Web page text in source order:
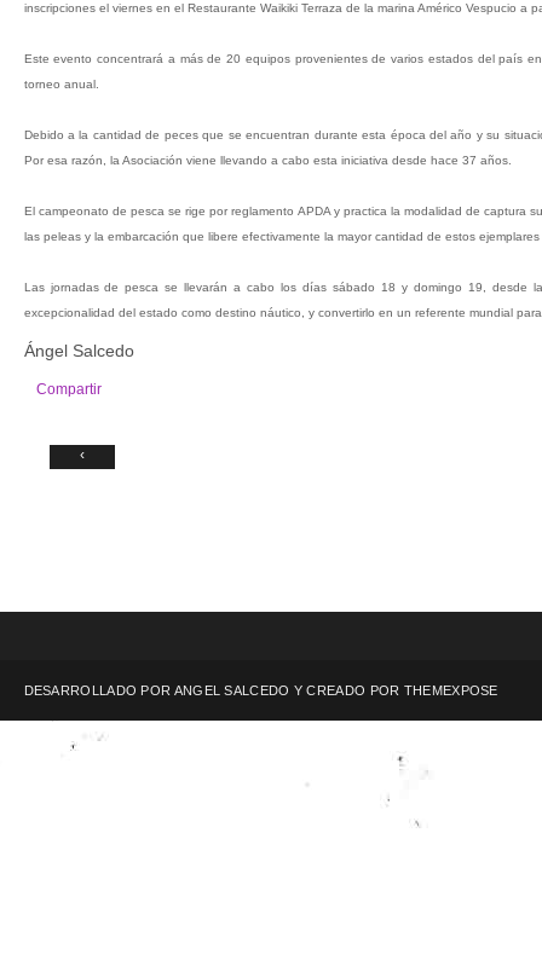
inscripciones el viernes en el Restaurante Waikiki Terraza de la marina Américo Vespucio a
Este evento concentrará a más de 20 equipos provenientes de varios estados del país
torneo anual.
Debido a la cantidad de peces que se encuentran durante esta época del año y su
Por esa razón, la Asociación viene llevando a cabo esta iniciativa desde hace 37 años.
El campeonato de pesca se rige por reglamento APDA y practica la modalidad de
las peleas y la embarcación que libere efectivamente la mayor cantidad de estos
Las jornadas de pesca se llevarán a cabo los días sábado 18 y domingo 19,
excepcionalidad del estado como destino náutico, y convertirlo en un referente mundial
Ángel Salcedo
Compartir
‹
DESARROLLADO POR ANGEL SALCEDO Y CREADO POR THEMEXPOSE